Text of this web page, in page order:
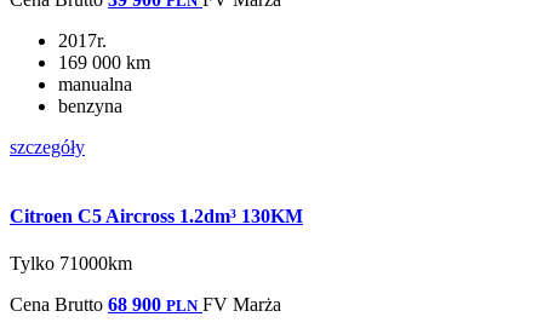
2017r.
169 000 km
manualna
benzyna
szczegóły
Citroen C5 Aircross 1.2dm³ 130KM
Tylko 71000km
Cena Brutto 68 900 PLN FV Marża